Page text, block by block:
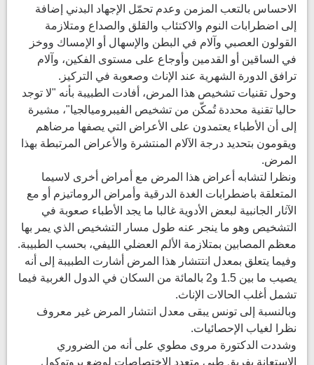
الاحساس بالتعب المزمن وعدم تحمّل الإجهاد البدني إضافة
إلى اضطرابات النوم والاكتئاب والقلق والصداع ومتلازمة
القولون العصبي وآلام في البطن والإسهال أو الإمساك ووخز
في الساقين أو القدمين وأوجاع على مستوى الفكين، وآلام
ترافق الدورة الشهرية عند الإناث وصعوبة في التركيز.
وحول تقنيات تشخيص هذا المرض، أفادت الطبيبة بأنه "لا توجد
حاليا تقنية محددة تُمكّن من تشخيص الفيبروميالجيا"، مشيرة
إلى أن الأطباء يعتمدون على الأعراض التي يصفها مرضاهم
ويقومون بتحديد درجة الآلام المنتشرة والأعراض المرتبطة بهذا
المرض.
ونظرا لتشابه أعراض هذا المرض مع أمراض أخرى لاسيما
المتعلقة باضطرابات الغدة الدرقية وأمراض الروماتيزم أو مع
الآثار الجانبية لبعض الأدوية غالبا ما يجد الأطباء صعوبة في
التشخيص وهو ما ينجر عنه طول مسار التشخيص الذي يمر بها
معظم المصابين بمتلازمة الألم العضلي الليفي، بحسب الطبيبة.
وفيما يتعلق بمعدل انتتشار هذا المرض أشارت الطبيبة إلى أنه
يصيب ما بين 1.5 و2 بالمائة من السكان في الدول الغربية فيما
تشمل أغلب الحالات الإناث.
وبالنسبة إلى تونس يبقى معدل انتشار المرض غير معروف
نظرا لغياب الإحصائيات.
وشددت الدكتورة مروى مطوي على أنه من الضروري
الاستعانة بفريق طبي متعدد الاختصاصات لوضع بروتوكول